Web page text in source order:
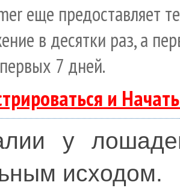
еще предоставляет
в десятки раз, а
7 дней.
и
у
исходом.